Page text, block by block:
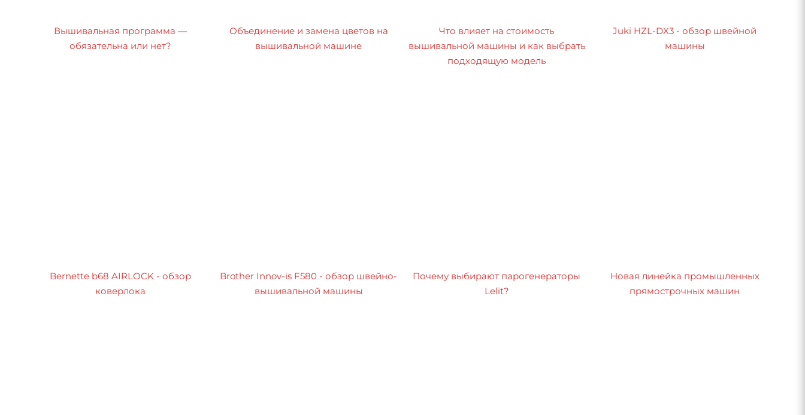
Вышивальная программа —
обязательна или нет?
Объединение и замена цветов на
вышивальной машине
Что влияет на стоимость
вышивальной машины и как выбрать
подходящую модель
Juki HZL-DX3 - обзор швейной
машины
Bernette b68 AIRLOCK - обзор
коверлока
Brother Innov-is F580 - обзор швейно-
вышивальной машины
Почему выбирают парогенераторы
Lelit?
Новая линейка промышленных
прямострочных машин